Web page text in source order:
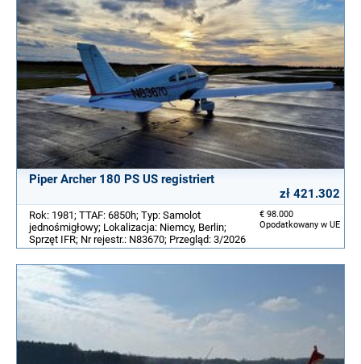
Piper Archer 180 PS US registriert
zł 421.302
€ 98.000
Opodatkowany w UE
Rok: 1981; TTAF: 6850h; Typ: Samolot
jednośmigłowy; Lokalizacja: Niemcy, Berlin;
Sprzęt IFR; Nr rejestr.: N83670; Przegląd: 3/2026